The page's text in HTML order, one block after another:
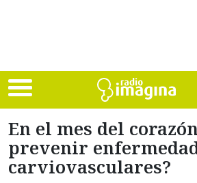
En el mes del
prevenir
carviovasculares?